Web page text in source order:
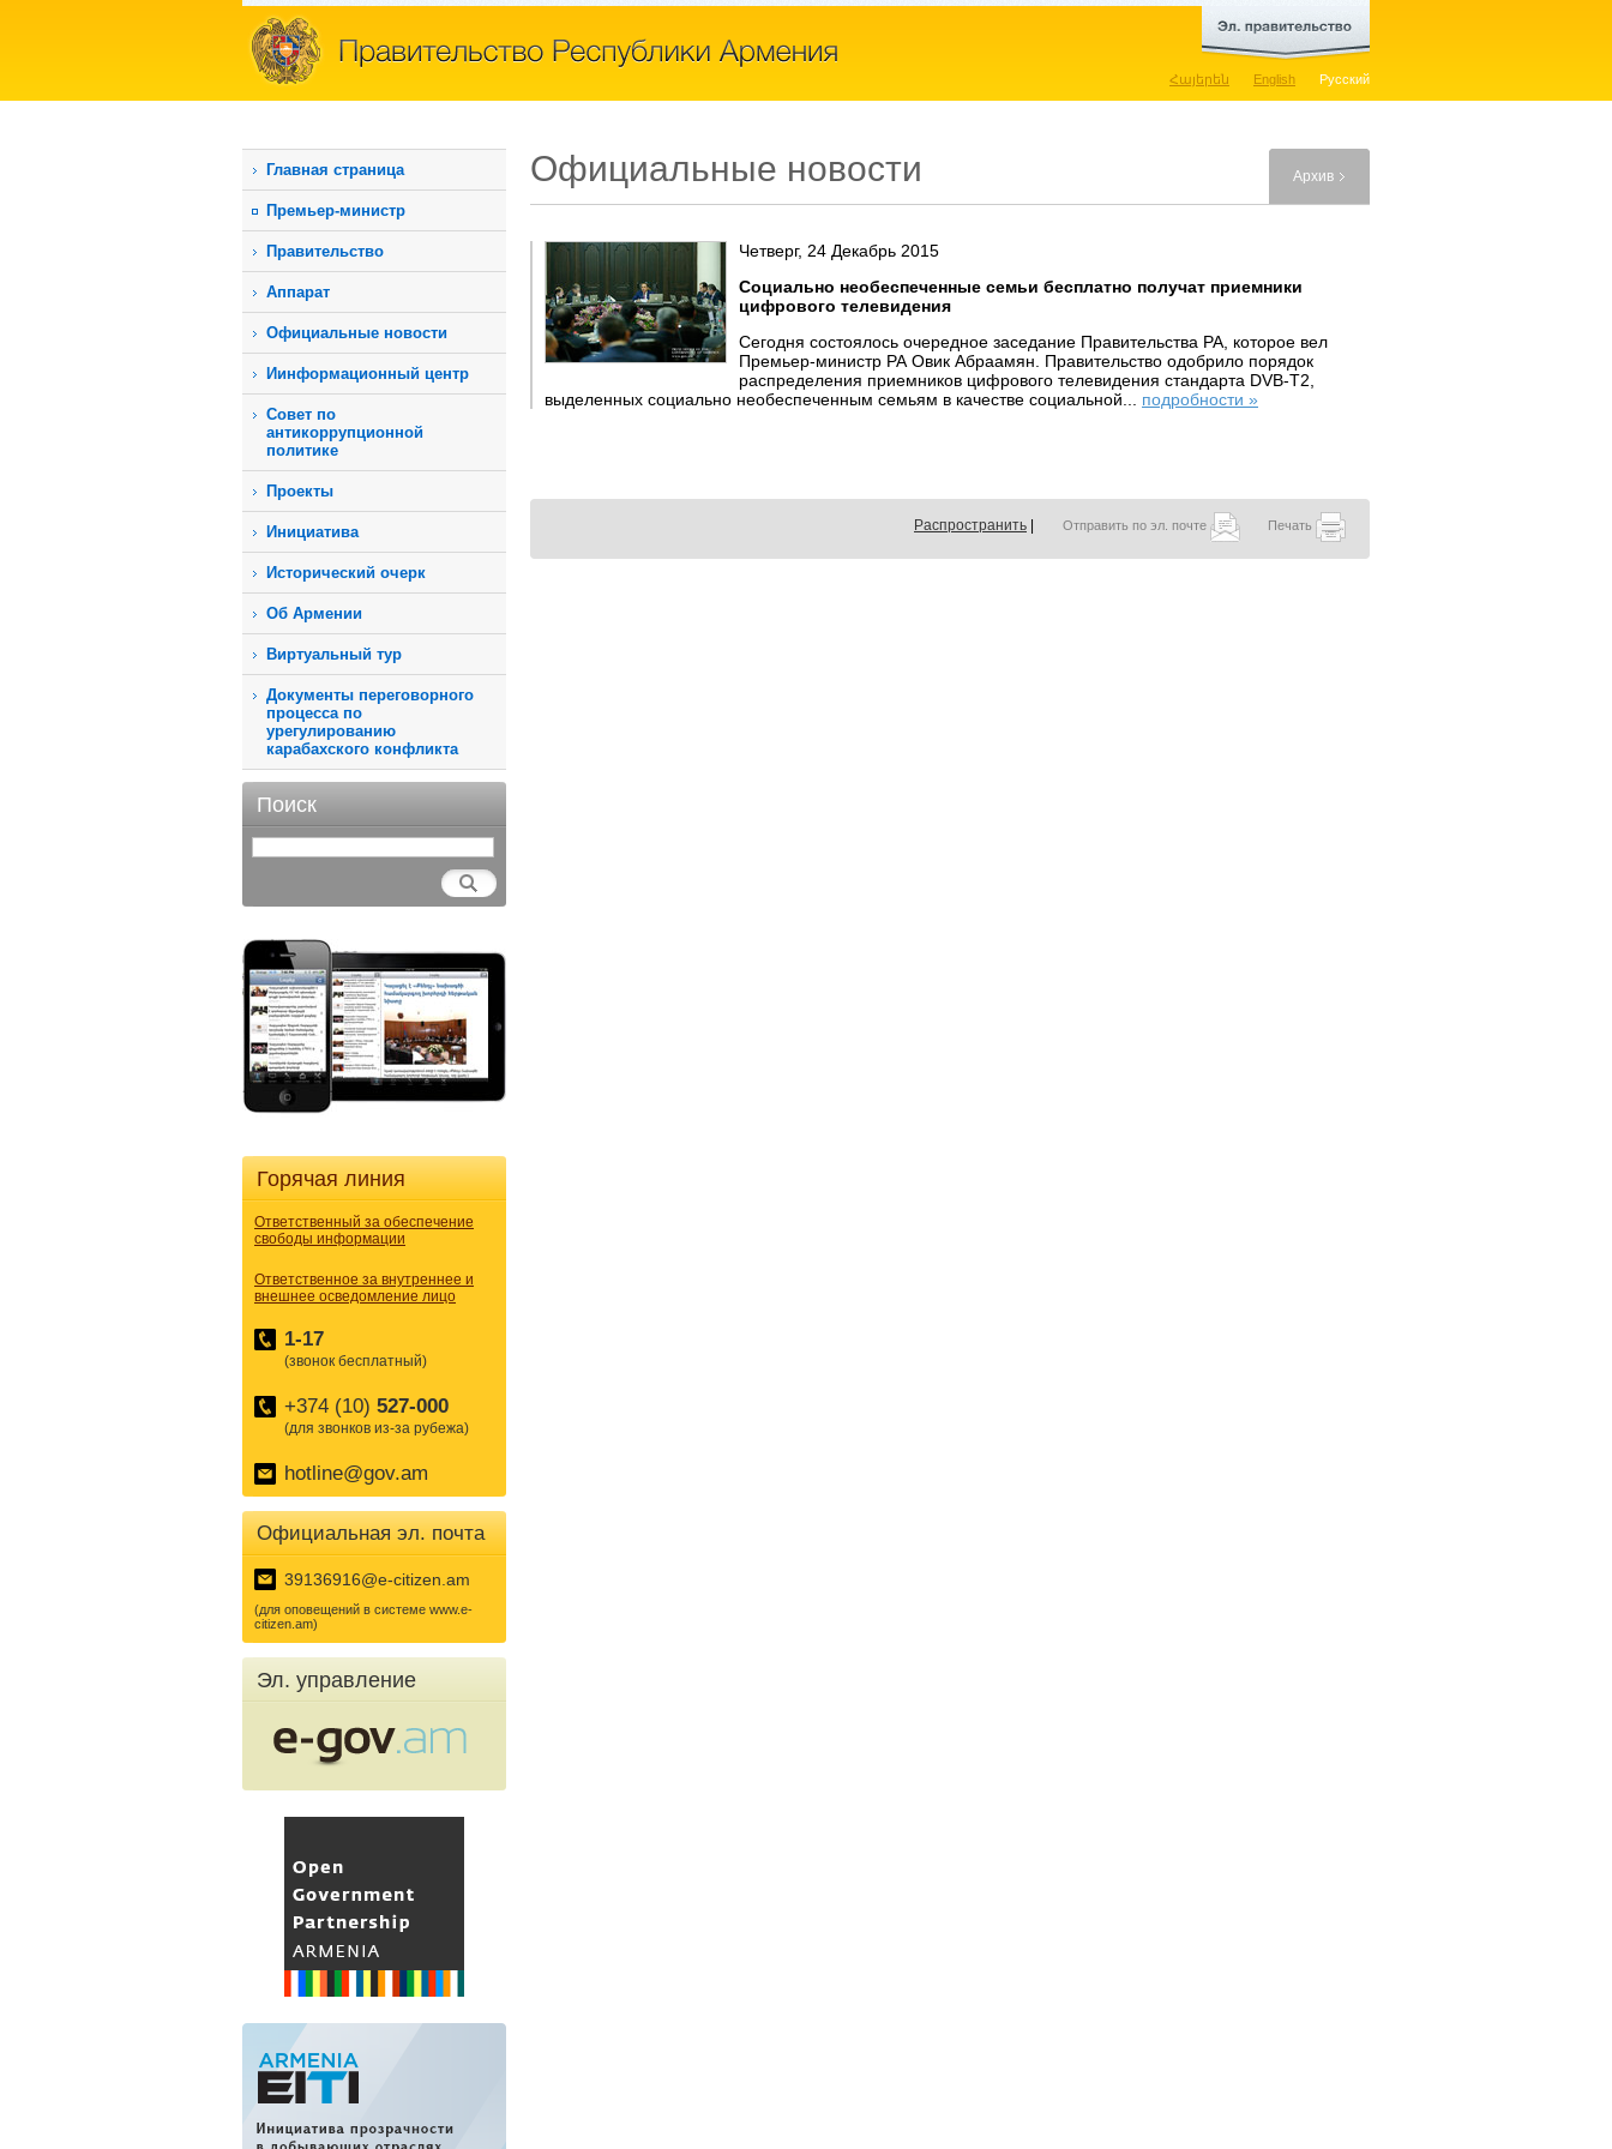
Հայերեն English Русский
Главная страница
Премьер-министр
Правительство
Аппарат
Официальные новости
Иинформационный центр
Совет по
антикоррупционной
политике
Проекты
Инициатива
Исторический очерк
Об Армении
Виртуальный тур
Документы переговорного
процесса по
урегулированию
карабахского конфликта
Поиск
Горячая линия
Ответственный за обеспечение
свободы информации
Ответственное за внутреннее и
внешнее осведомление лицо
1-17
(звонок бесплатный)
+374 (10) 527-000
(для звонков из-за рубежа)
hotline@gov.am
Официальная эл. почта
39136916@e-citizen.am
(для оповещений в системе www.e-
citizen.am)
Эл. управление
Официальные новости Архив
Четверг, 24 Декабрь 2015
Социально необеспеченные семьи бесплатно получат приемники
цифрового телевидения
Сегодня состоялось очередное заседание Правительства РА, которое вел
Премьер-министр РА Овик Абраамян. Правительство одобрило порядок
распределения приемников цифрового телевидения стандарта DVB-T2,
выделенных социально необеспеченным семьям в качестве социальной... подробности »
Распространить Отправить по эл. почте Печать